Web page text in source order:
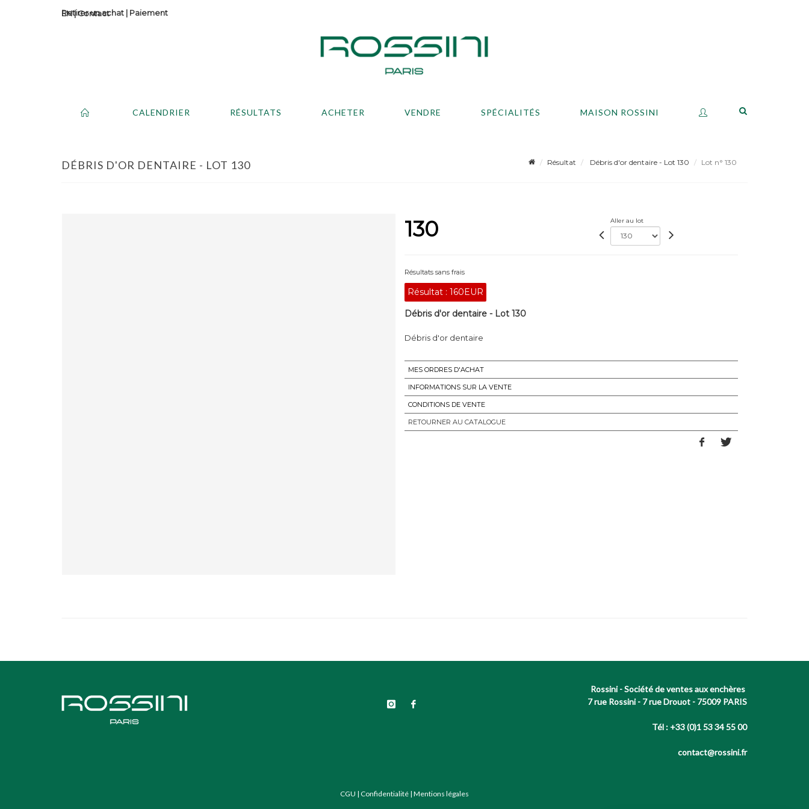
Contact
Retirer un achat | Paiement
CALENDRIER RÉSULTATS ACHETER VENDRE SPÉCIALITÉS MAISON ROSSINI
DÉBRIS D'OR DENTAIRE - LOT 130 Résultat Débris d'or dentaire - Lot 130 Lot n° 130
130 Aller au lot
Résultats sans frais
Résultat : 160EUR
Débris d'or dentaire - Lot 130
Débris d'or dentaire
MES ORDRES D'ACHAT
INFORMATIONS SUR LA VENTE
CONDITIONS DE VENTE
RETOURNER AU CATALOGUE
Rossini - Société de ventes aux enchères
7 rue Rossini - 7 rue Drouot - 75009 PARIS
Tél : +33 (0)1 53 34 55 00
contact@rossini.fr
CGU | Confidentialité | Mentions légales